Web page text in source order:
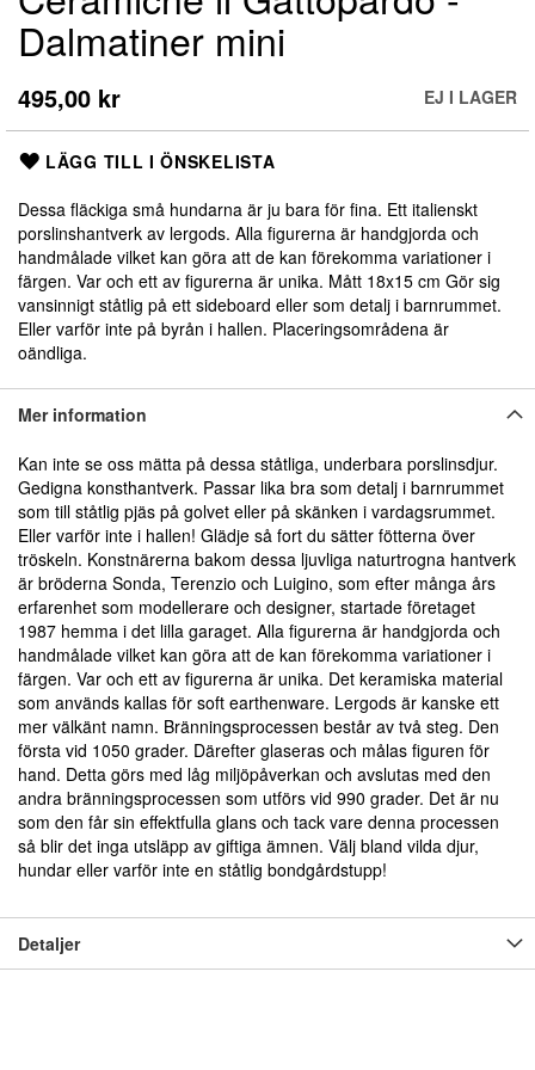
Dalmatiner mini
495,00 kr EJ I LAGER
LÄGG TILL I ÖNSKELISTA
Dessa fläckiga små hundarna är ju bara för fina. Ett italienskt
porslinshantverk av lergods. Alla figurerna är handgjorda och
handmålade vilket kan göra att de kan förekomma variationer i
färgen. Var och ett av figurerna är unika. Mått 18x15 cm Gör sig
vansinnigt ståtlig på ett sideboard eller som detalj i barnrummet.
Eller varför inte på byrån i hallen. Placeringsområdena är
oändliga.
till
början
av
bildgalleriet
Mer information
Kan inte se oss mätta på dessa ståtliga, underbara porslinsdjur.
Gedigna konsthantverk. Passar lika bra som detalj i barnrummet
som till ståtlig pjäs på golvet eller på skänken i vardagsrummet.
Eller varför inte i hallen! Glädje så fort du sätter fötterna över
tröskeln. Konstnärerna bakom dessa ljuvliga naturtrogna hantverk
är bröderna Sonda, Terenzio och Luigino, som efter många års
erfarenhet som modellerare och designer, startade företaget
1987 hemma i det lilla garaget. Alla figurerna är handgjorda och
handmålade vilket kan göra att de kan förekomma variationer i
färgen. Var och ett av figurerna är unika. Det keramiska material
som används kallas för soft earthenware. Lergods är kanske ett
mer välkänt namn. Bränningsprocessen består av två steg. Den
första vid 1050 grader. Därefter glaseras och målas figuren för
hand. Detta görs med låg miljöpåverkan och avslutas med den
andra bränningsprocessen som utförs vid 990 grader. Det är nu
som den får sin effektfulla glans och tack vare denna processen
så blir det inga utsläpp av giftiga ämnen. Välj bland vilda djur,
hundar eller varför inte en ståtlig bondgårdstupp!
Detaljer